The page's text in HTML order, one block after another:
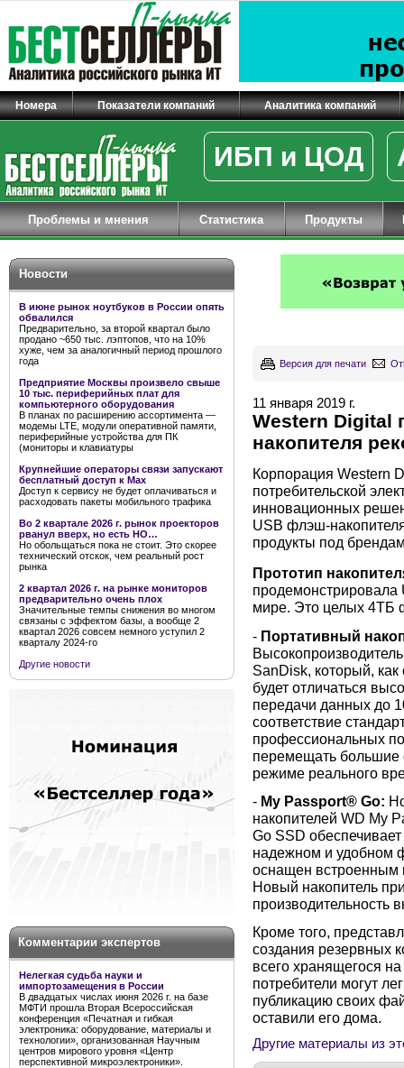
Номера Показатели компаний Аналитика компаний
ИБП и ЦОД
Проблемы и мнения Статистика Продукты
Новости
В июне рынок ноутбуков в России опять
обвалился
Предварительно, за второй квартал было
продано ~650 тыс. лэптопов, что на 10%
хуже, чем за аналогичный период прошлого
года
Предприятие Москвы произвело свыше
10 тыс. периферийных плат для
компьютерного оборудования
В планах по расширению ассортимента —
модемы LTE, модули оперативной памяти,
периферийные устройства для ПК
(мониторы и клавиатуры
Крупнейшие операторы связи запускают
бесплатный доступ к Мах
Доступ к сервису не будет оплачиваться и
расходовать пакеты мобильного трафика
Во 2 квартале 2026 г. рынок проекторов
рванул вверх, но есть НО…
Но обольщаться пока не стоит. Это скорее
технический отскок, чем реальный рост
рынка
2 квартал 2026 г. на рынке мониторов
предварительно очень плох
Значительные темпы снижения во многом
связаны с эффектом базы, а вообще 2
квартал 2026 совсем немного уступил 2
кварталу 2024-го
Другие новости
Комментарии экспертов
Нелегкая судьба науки и
импортозамещения в России
В двадцатых числах июня 2026 г. на базе
МФТИ прошла Вторая Всероссийская
конференция «Печатная и гибкая
электроника: оборудование, материалы и
технологии», организованная Научным
центров мирового уровня «Центр
перспективной микроэлектроники».
Версия для печати
11 января 2019 г.
Western Digital
накопителя
Корпорация Western
потребительской
инновационных
USB флэш-
продукты под
Прототип
продемонстрировала
мире. Это целых 4ТБ
- Портативный
SanDisk, который, как
будет отличаться
передачи данных до
соответствие
профессиональных
перемещать большие
режиме реального
- My Passport® Go:
накопителей WD My
Go SSD
надежном и удобном
оснащен встроенным
Новый накопитель
производительность
Кроме того,
создания резервных
всего хранящегося
потребители могут
публикацию своих
оставили его дома.
Другие материалы из